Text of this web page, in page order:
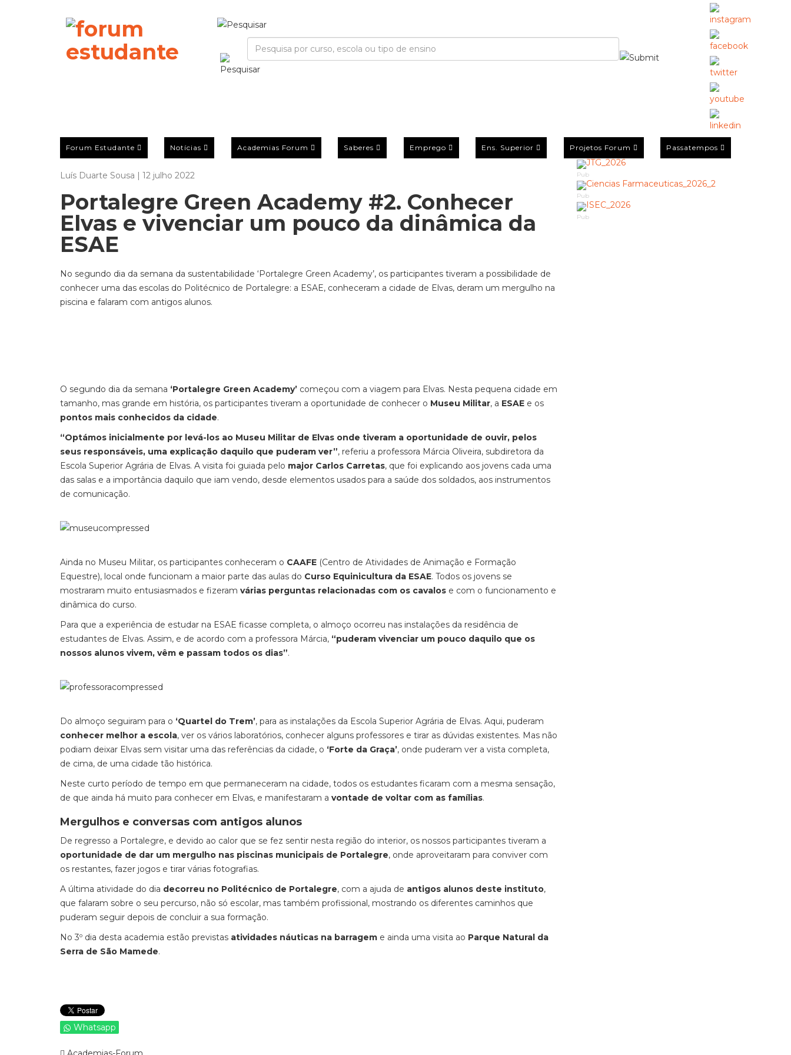
Forum Estudante Notícias Academias Forum Saberes Emprego Ens. Superior Projetos Forum Passatempos
Luís Duarte Sousa | 12 julho 2022
Portalegre Green Academy #2. Conhecer
Elvas e vivenciar um pouco da dinâmica da
ESAE
No segundo dia da semana da sustentabilidade ‘Portalegre Green Academy’, os participantes tiveram a possibilidade de
conhecer uma das escolas do Politécnico de Portalegre: a ESAE, conheceram a cidade de Elvas, deram um mergulho na
piscina e falaram com antigos alunos.
O segundo dia da semana ‘Portalegre Green Academy’ começou com a viagem para Elvas. Nesta pequena cidade em
tamanho, mas grande em história, os participantes tiveram a oportunidade de conhecer o Museu Militar, a ESAE e os
pontos mais conhecidos da cidade.
“Optámos inicialmente por levá-los ao Museu Militar de Elvas onde tiveram a oportunidade de ouvir, pelos
seus responsáveis, uma explicação daquilo que puderam ver”, referiu a professora Márcia Oliveira, subdiretora da
Escola Superior Agrária de Elvas. A visita foi guiada pelo major Carlos Carretas, que foi explicando aos jovens cada uma
das salas e a importância daquilo que iam vendo, desde elementos usados para a saúde dos soldados, aos instrumentos
de comunicação.
Ainda no Museu Militar, os participantes conheceram o CAAFE (Centro de Atividades de Animação e Formação
Equestre), local onde funcionam a maior parte das aulas do Curso Equinicultura da ESAE. Todos os jovens se
mostraram muito entusiasmados e fizeram várias perguntas relacionadas com os cavalos e com o funcionamento e
dinâmica do curso.
Para que a experiência de estudar na ESAE ficasse completa, o almoço ocorreu nas instalações da residência de
estudantes de Elvas. Assim, e de acordo com a professora Márcia, “puderam vivenciar um pouco daquilo que os
nossos alunos vivem, vêm e passam todos os dias”.
Do almoço seguiram para o ‘Quartel do Trem’, para as instalações da Escola Superior Agrária de Elvas. Aqui, puderam
conhecer melhor a escola, ver os vários laboratórios, conhecer alguns professores e tirar as dúvidas existentes. Mas não
podiam deixar Elvas sem visitar uma das referências da cidade, o ‘Forte da Graça’, onde puderam ver a vista completa,
de cima, de uma cidade tão histórica.
Neste curto período de tempo em que permaneceram na cidade, todos os estudantes ficaram com a mesma sensação,
de que ainda há muito para conhecer em Elvas, e manifestaram a vontade de voltar com as famílias.
Mergulhos e conversas com antigos alunos
De regresso a Portalegre, e devido ao calor que se fez sentir nesta região do interior, os nossos participantes tiveram a
oportunidade de dar um mergulho nas piscinas municipais de Portalegre, onde aproveitaram para conviver com
os restantes, fazer jogos e tirar várias fotografias.
A última atividade do dia decorreu no Politécnico de Portalegre, com a ajuda de antigos alunos deste instituto,
que falaram sobre o seu percurso, não só escolar, mas também profissional, mostrando os diferentes caminhos que
puderam seguir depois de concluir a sua formação.
No 3º dia desta academia estão previstas atividades náuticas na barragem e ainda uma visita ao Parque Natural da
Serra de São Mamede.
Whatsapp
Pub
Pub
Pub